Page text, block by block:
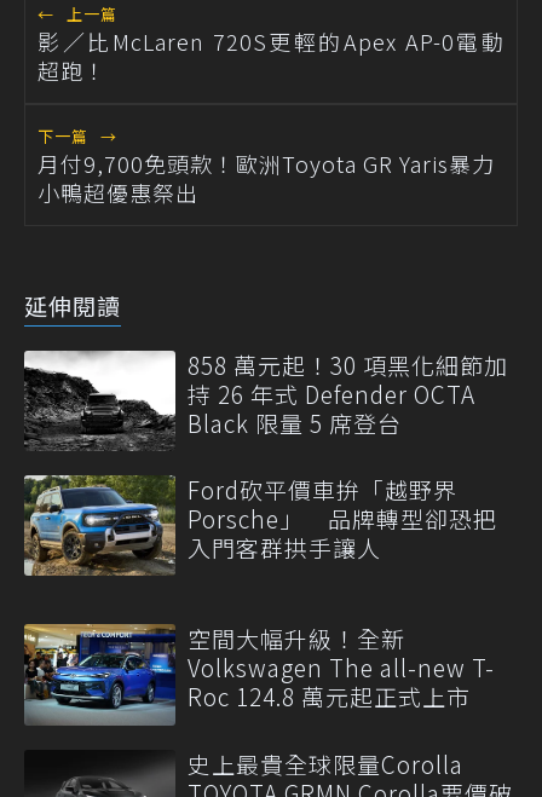
← 上一篇
影／比McLaren 720S更輕的Apex AP-0電動
超跑！
下一篇 →
月付9,700免頭款！歐洲Toyota GR Yaris暴力
小鴨超優惠祭出
延伸閱讀
858 萬元起！30 項黑化細節加
持 26 年式 Defender OCTA
Black 限量 5 席登台
Ford砍平價車拚「越野界
Porsche」 品牌轉型卻恐把
入門客群拱手讓人
空間大幅升級！全新
Volkswagen The all-new T-
Roc 124.8 萬元起正式上市
史上最貴全球限量Corolla